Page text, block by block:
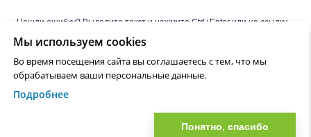
Нашли ошибку? Выделите текст и нажмите Ctrl+Enter или на ссылку
Мы используем cookies
Во время посещения сайта вы соглашаетесь с тем, что мы
обрабатываем ваши персональные данные.
Подробнее
Понятно, спасибо